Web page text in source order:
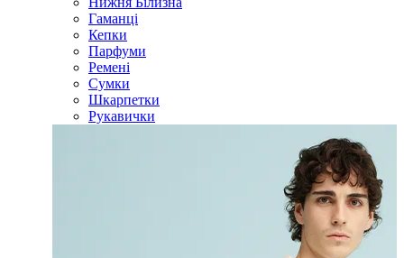
Гаманці
Кепки
Парфуми
Ремені
Сумки
Шкарпетки
Рукавички